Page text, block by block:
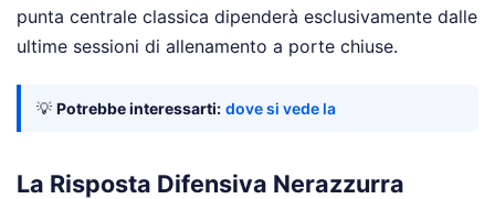
punta centrale classica dipenderà esclusivamente dalle
ultime sessioni di allenamento a porte chiuse.
💡 Potrebbe interessarti: dove si vede la
La Risposta Difensiva Nerazzurra